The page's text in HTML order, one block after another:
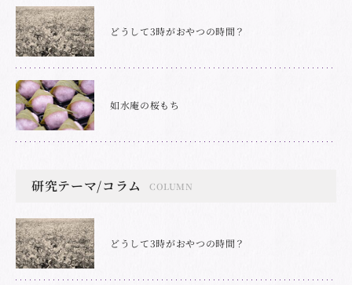
どうして3時がおやつの時間？
如水庵の桜もち
研究テーマ/コラム COLUMN
どうして3時がおやつの時間？